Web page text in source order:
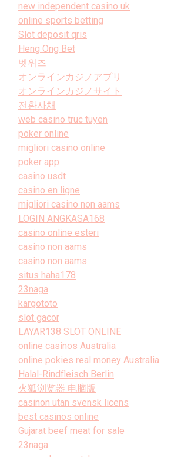
new independent casino uk
online sports betting
Slot deposit qris
Heng Ong Bet
벳위즈
オンラインカジノアプリ
オンラインカジノサイト
전환사채
web casino truc tuyen
poker online
migliori casino online
poker app
casino usdt
casino en ligne
migliori casino non aams
LOGIN ANGKASA168
casino online esteri
casino non aams
casino non aams
situs haha178
23naga
kargototo
slot gacor
LAYAR138 SLOT ONLINE
online casinos Australia
online pokies real money Australia
Halal-Rindfleisch Berlin
火狐浏览器 电脑版
casinon utan svensk licens
best casinos online
Gujarat beef meat for sale
23naga